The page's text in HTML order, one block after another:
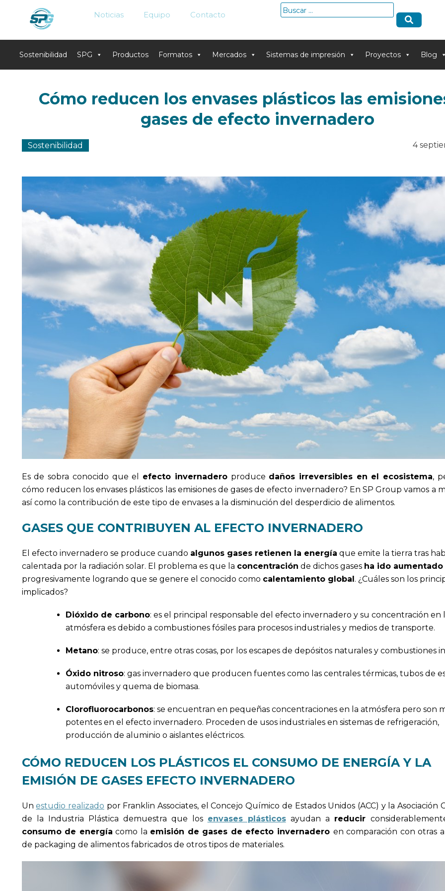
Noticias Equipo Contacto
Buscar:
Sostenibilidad SPG Productos Formatos Mercados Sistemas de impresión Proyectos Blog
Cómo reducen los envases plásticos las
gases de efecto invernadero
Sostenibilidad 4
Es de sobra conocido que el efecto invernaderoproduce daños irreversibles en el ecosistema,
cómo reducen los envases plásticos las emisiones de gases de efecto invernadero? En SP Group vamos a
así como la contribución de este tipo de envases a la disminución del desperdicio de alimentos.
GASES QUE CONTRIBUYEN AL EFECTO INVERNADERO
El efecto invernadero se produce cuando algunos gases retienen la energía que emite la tierra tras
calentada por la radiación solar. El problema es que la concentración de dichos gases ha ido aumentado
progresivamente logrando que se genere el conocido como calentamiento global. ¿Cuáles son los
implicados?
Dióxido de carbono: es el principal responsable del efecto invernadero y su concentración en
atmósfera es debido a combustiones fósiles para procesos industriales y medios de transporte.
Metano: se produce, entre otras cosas, por los escapes de depósitos naturales y combustiones
Óxido nitroso: gas invernadero que producen fuentes como las centrales térmicas, tubos de
automóviles y quema de biomasa.
Clorofluorocarbonos: se encuentran en pequeñas concentraciones en la atmósfera pero son
potentes en el efecto invernadero. Proceden de usos industriales en sistemas de refrigeración,
producción de aluminio o aislantes eléctricos.
CÓMO REDUCEN LOS PLÁSTICOS EL CONSUMO DE ENERGÍA Y LA
EMISIÓN DE GASES EFECTO INVERNADERO
Unestudio realizado por Franklin Associates, el Concejo Químico de Estados Unidos (ACC) y la Asociación
de la Industria Plástica demuestra que los envases plásticosayudan a reducir
consumo de energía como la emisión de gases de efecto invernadero en comparación con otras
de packaging de alimentos fabricados de otros tipos de materiales.